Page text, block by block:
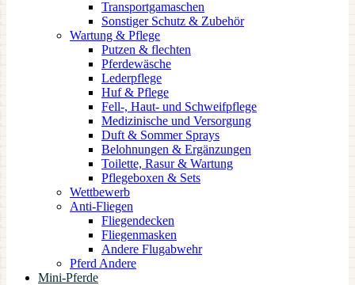
Transportgamaschen
Sonstiger Schutz & Zubehör
Wartung & Pflege
Putzen & flechten
Pferdewäsche
Lederpflege
Huf & Pflege
Fell-, Haut- und Schweifpflege
Medizinische und Versorgung
Duft & Sommer Sprays
Belohnungen & Ergänzungen
Toilette, Rasur & Wartung
Pflegeboxen & Sets
Wettbewerb
Anti-Fliegen
Fliegendecken
Fliegenmasken
Andere Flugabwehr
Pferd Andere
Mini-Pferde